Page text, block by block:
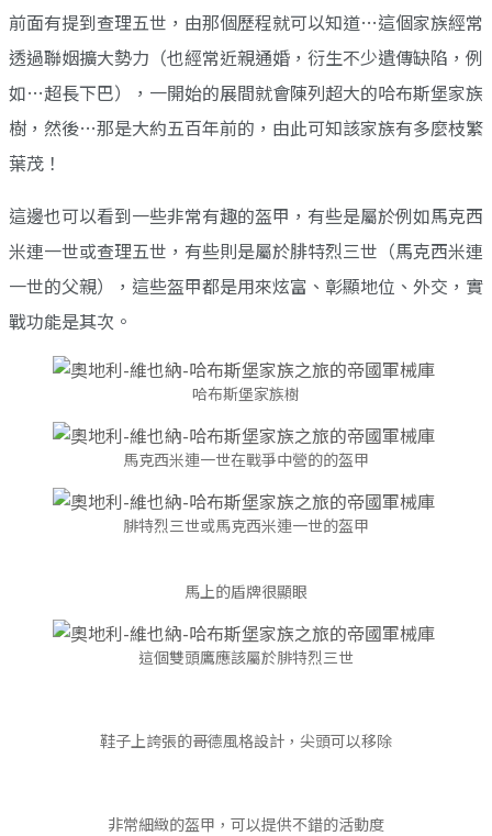
前面有提到查理五世，由那個歷程就可以知道…這個家族經常
透過聯姻擴大勢力（也經常近親通婚，衍生不少遺傳缺陷，例
如…超長下巴），一開始的展間就會陳列超大的哈布斯堡家族
樹，然後…那是大約五百年前的，由此可知該家族有多麼枝繁
葉茂！
這邊也可以看到一些非常有趣的盔甲，有些是屬於例如馬克西
米連一世或查理五世，有些則是屬於腓特烈三世（馬克西米連
一世的父親），這些盔甲都是用來炫富、彰顯地位、外交，實
戰功能是其次。
哈布斯堡家族樹
馬克西米連一世在戰爭中營的的盔甲
腓特烈三世或馬克西米連一世的盔甲
馬上的盾牌很顯眼
這個雙頭鷹應該屬於腓特烈三世
鞋子上誇張的哥德風格設計，尖頭可以移除
非常細緻的盔甲，可以提供不錯的活動度